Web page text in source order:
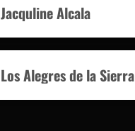
Jacquline Alcala
Los Alegres de la Sierra